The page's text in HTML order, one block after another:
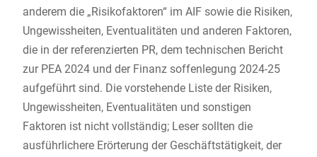
anderem die „Risikofaktoren“ im AIF sowie die Risiken,
Ungewissheiten, Eventualitäten und anderen Faktoren,
die in der referenzierten PR, dem technischen Bericht
zur PEA 2024 und der Finanz soffenlegung 2024-25
aufgeführt sind. Die vorstehende Liste der Risiken,
Ungewissheiten, Eventualitäten und sonstigen
Faktoren ist nicht vollständig; Leser sollten die
ausführlichere Erörterung der Geschäftstätigkeit, der